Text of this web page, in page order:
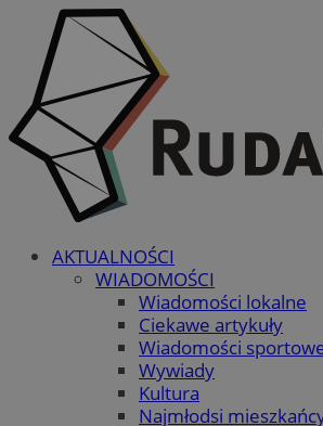
AKTUALNOŚCI
WIADOMOŚCI
Wiadomości lokalne
Ciekawe artykuły
Wiadomości
Wywiady
Kultura
Najmłodsi